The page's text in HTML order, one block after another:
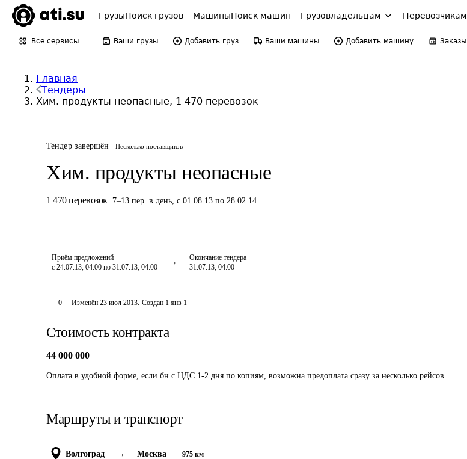
ГрузыПоиск грузов МашиныПоиск машин Грузовладельцам Перевозчикам
Все сервисы Ваши грузы Добавить груз Ваши машины Добавить машину Заказы
Главная
Тендеры
Хим. продукты неопасные, 1 470 перевозок
Тендер завершён Несколько поставщиков
Хим. продукты неопасные
1 470 перевозок 7–13 пер. в день, с 01.08.13 по 28.02.14
Приём предложений
с 24.07.13, 04:00 по 31.07.13, 04:00
Окончание тендера
31.07.13, 04:00
0 Изменён 23 июл 2013. Создан 1 янв 1
Стоимость контракта
44 000 000
Оплата в удобной форме, если бн с НДС 1-2 дня по копиям, возможна предоплата сразу за несколько рейсов.
Маршруты и транспорт
Волгоград → Москва 975 км